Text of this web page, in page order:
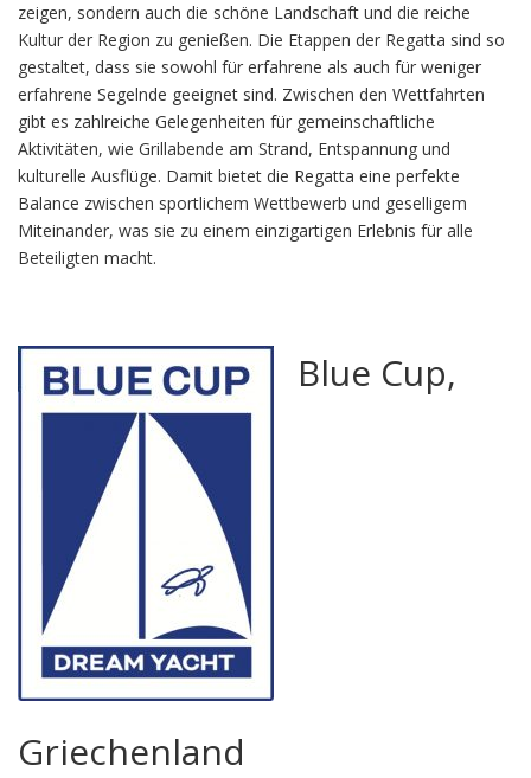
zeigen, sondern auch die schöne Landschaft und die reiche
Kultur der Region zu genießen. Die Etappen der Regatta sind so
gestaltet, dass sie sowohl für erfahrene als auch für weniger
erfahrene Segelnde geeignet sind. Zwischen den Wettfahrten
gibt es zahlreiche Gelegenheiten für gemeinschaftliche
Aktivitäten, wie Grillabende am Strand, Entspannung und
kulturelle Ausflüge. Damit bietet die Regatta eine perfekte
Balance zwischen sportlichem Wettbewerb und geselligem
Miteinander, was sie zu einem einzigartigen Erlebnis für alle
Beteiligten macht.
Blue Cup,
Griechenland